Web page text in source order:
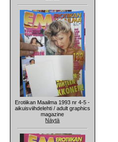
Erotiikan Maailma 1993 nr 4-5 -
aikuisviihdelehti / adult graphics
magazine
Näytä